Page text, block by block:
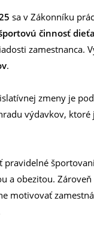
sa v Zákonníku
činnosť
.
zmeny je
výdavkov,
pravidelné
a obezitou.
motivovať